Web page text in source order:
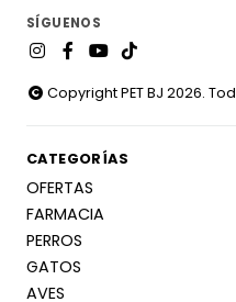
SÍGUENOS
Copyright PET BJ 2026.
CATEGORÍAS
OFERTAS
FARMACIA
PERROS
GATOS
AVES